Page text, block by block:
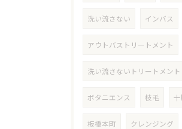
洗い流さない インバス
アウトバストリートメント
洗い流さないトリートメント
ボタニエンス 枝毛 十
板橋本町 クレンジング